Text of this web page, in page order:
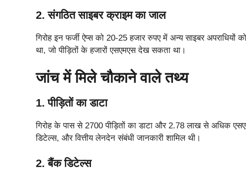
2. संगठित साइबर क्राइम का जाल
गिरोह इन फर्जी ऐप्स को 20-25 हजार रुपए में अन्य साइबर
था, जो पीड़ितों के हजारों एसएमएस देख सकता था।
जांच में मिले चौकाने वाले तथ्य
1. पीड़ितों का डाटा
गिरोह के पास से 2700 पीड़ितों का डाटा और 2.78 लाख से अधिक
डिटेल्स, और वित्तीय लेनदेन संबंधी जानकारी शामिल थी।
2. बैंक डिटेल्स